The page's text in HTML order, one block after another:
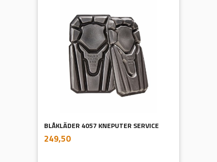
BLÅKLÄDER 4057 KNEPUTER SERVICE
Pris
249,50mva.